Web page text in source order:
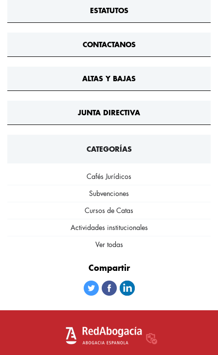
ESTATUTOS
CONTACTANOS
ALTAS Y BAJAS
JUNTA DIRECTIVA
CATEGORÍAS
Cafés Jurídicos
Subvenciones
Cursos de Catas
Actividades institucionales
Ver todas
Compartir